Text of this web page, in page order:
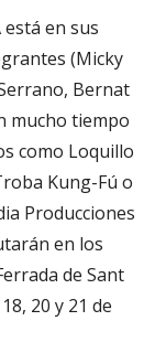
en sus
(Micky
Bernat
mucho tiempo
como Loquillo
Kung-Fú o
Producciones
en los
de Sant
20 y 21 de